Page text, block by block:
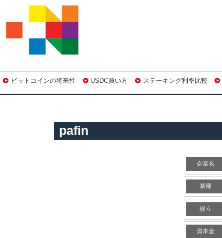
ビットコインの将来性 USDC買い方 ステーキング利率比較
pafin
企業名
業種
設立
資本金